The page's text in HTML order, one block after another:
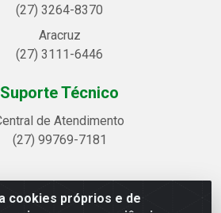
cookies próprios e de
(27) 3264-8370
Aracruz
(27) 3111-6446
Suporte Técnico
de Atendimento
(27) 99769-7181
LTDA - Avenida Alegre, 2521 -